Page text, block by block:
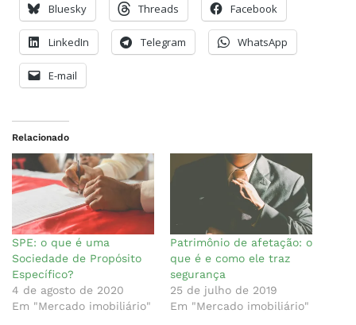
Bluesky Threads Facebook
LinkedIn Telegram WhatsApp
E-mail
Relacionado
SPE: o que é uma
Sociedade de Propósito
Específico?
4 de agosto de 2020
Em "Mercado imobiliário"
Patrimônio de afetação: o
que é e como ele traz
segurança
25 de julho de 2019
Em "Mercado imobiliário"